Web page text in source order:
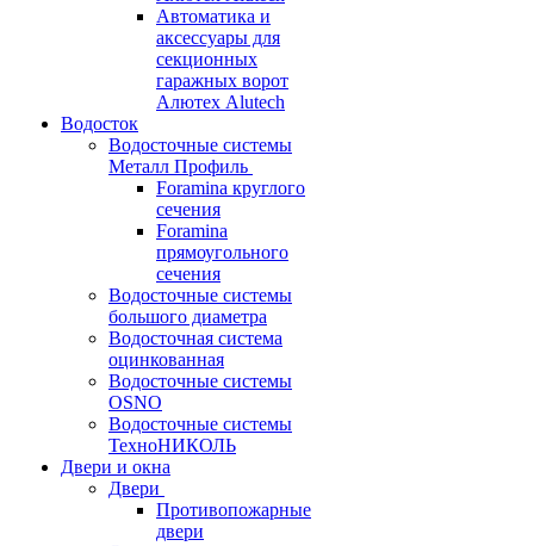
Автоматика и
аксессуары для
секционных
гаражных ворот
Алютех Alutech
Водосток
Водосточные системы
Металл Профиль
Foramina круглого
сечения
Foramina
прямоугольного
сечения
Водосточные системы
большого диаметра
Водосточная система
оцинкованная
Водосточные системы
OSNO
Водосточные системы
ТехноНИКОЛЬ
Двери и окна
Двери
Противопожарные
двери